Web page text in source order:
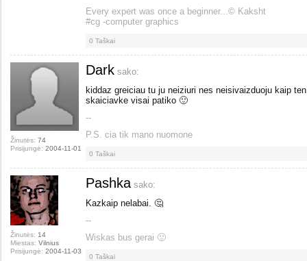
Every expert was once a beginner...© Kaksht
#cg -computer graphics
0 Taškai
Žinutės: 74
Prisijungė: 2004-11-01
Dark sako:
kiddaz greiciau tu ju neiziuri nes neisivaizduoju kaip
skaiciavke visai patiko 🙂
--
P.S. cia tik mano nuomone
0 Taškai
Žinutės: 14
Miestas: Vilnius
Prisijungė: 2004-11-03
Pashka sako:
Kazkaip nelabai. 🤔
--
Wiskas bus gerai 🙂
0 Taškai